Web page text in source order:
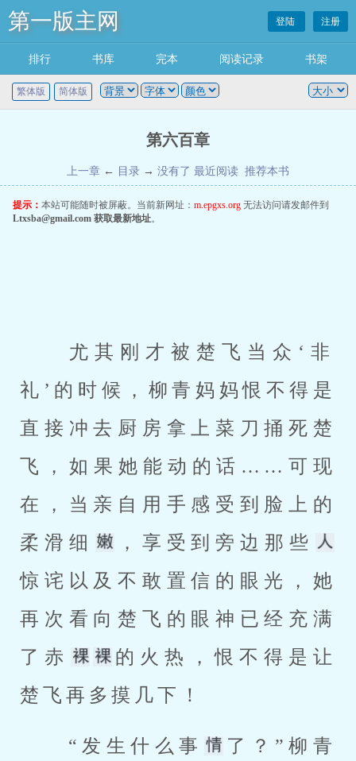
第一版主网 登陆 注册
排行 书库 完本 阅读记录 书架
繁体版 简体版
第六百章
上一章 ← 目录 → 没有了 最近阅读 推荐本书
提示： 本站可能随时被屏蔽。当前新网址： m.epgxs.org 无法访问请发邮件到
Ltxsba@gmail.com 获取最新地址。
礼’的时候，柳青妈妈恨不得是
直接冲去厨房拿上菜刀捅死楚
飞，如果她能动的话……可现
在，当亲自用手感受到脸上的
柔滑细
，享受到旁边那些
惊诧以及不敢置信的眼光，她
再次看向楚飞的眼神已经充满
了赤
的火热，恨不得是让
楚飞再多摸几下！
“发生什么事
了？”柳青